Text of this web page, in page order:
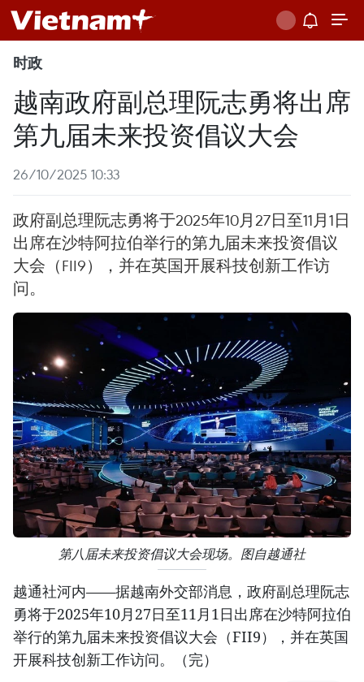
时政
越南政府副总理阮志勇将出席
第九届未来投资倡议大会
26/10/2025 10:33
政府副总理阮志勇将于2025年10月27日至11月1日
出席在沙特阿拉伯举行的第九届未来投资倡议
大会（FII9），并在英国开展科技创新工作访
问。
第八届未来投资倡议大会现场。图自越通社
越通社河内——据越南外交部消息，政府副总理阮志
勇将于2025年10月27日至11月1日出席在沙特阿拉伯
举行的第九届未来投资倡议大会（FII9），并在英国
开展科技创新工作访问。（完）